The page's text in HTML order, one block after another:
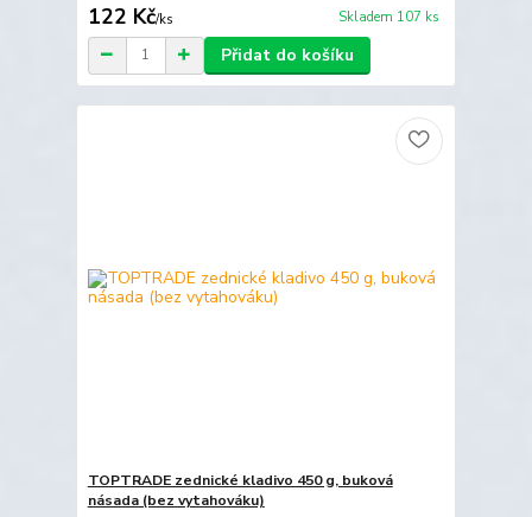
122 Kč/ks Skladem 107 ks
Přidat do košíku
TOPTRADE zednické kladivo 450 g, buková
násada (bez vytahováku)